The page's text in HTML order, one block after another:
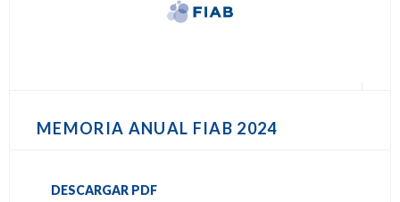
MEMORIA ANUAL FIAB 2024
DESCARGAR PDF